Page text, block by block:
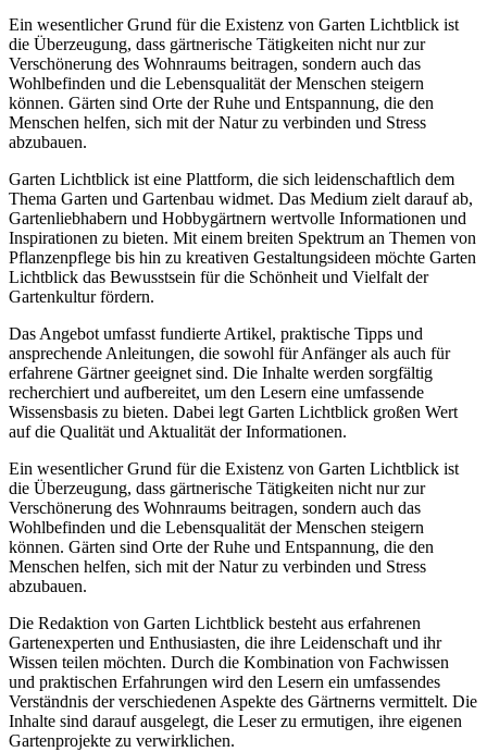
Ein wesentlicher Grund für die Existenz von Garten Lichtblick ist
die Überzeugung, dass gärtnerische Tätigkeiten nicht nur zur
Verschönerung des Wohnraums beitragen, sondern auch das
Wohlbefinden und die Lebensqualität der Menschen steigern
können. Gärten sind Orte der Ruhe und Entspannung, die den
Menschen helfen, sich mit der Natur zu verbinden und Stress
abzubauen.
Garten Lichtblick ist eine Plattform, die sich leidenschaftlich dem
Thema Garten und Gartenbau widmet. Das Medium zielt darauf ab,
Gartenliebhabern und Hobbygärtnern wertvolle Informationen und
Inspirationen zu bieten. Mit einem breiten Spektrum an Themen von
Pflanzenpflege bis hin zu kreativen Gestaltungsideen möchte Garten
Lichtblick das Bewusstsein für die Schönheit und Vielfalt der
Gartenkultur fördern.
Das Angebot umfasst fundierte Artikel, praktische Tipps und
ansprechende Anleitungen, die sowohl für Anfänger als auch für
erfahrene Gärtner geeignet sind. Die Inhalte werden sorgfältig
recherchiert und aufbereitet, um den Lesern eine umfassende
Wissensbasis zu bieten. Dabei legt Garten Lichtblick großen Wert
auf die Qualität und Aktualität der Informationen.
Ein wesentlicher Grund für die Existenz von Garten Lichtblick ist
die Überzeugung, dass gärtnerische Tätigkeiten nicht nur zur
Verschönerung des Wohnraums beitragen, sondern auch das
Wohlbefinden und die Lebensqualität der Menschen steigern
können. Gärten sind Orte der Ruhe und Entspannung, die den
Menschen helfen, sich mit der Natur zu verbinden und Stress
abzubauen.
Die Redaktion von Garten Lichtblick besteht aus erfahrenen
Gartenexperten und Enthusiasten, die ihre Leidenschaft und ihr
Wissen teilen möchten. Durch die Kombination von Fachwissen
und praktischen Erfahrungen wird den Lesern ein umfassendes
Verständnis der verschiedenen Aspekte des Gärtnerns vermittelt. Die
Inhalte sind darauf ausgelegt, die Leser zu ermutigen, ihre eigenen
Gartenprojekte zu verwirklichen.